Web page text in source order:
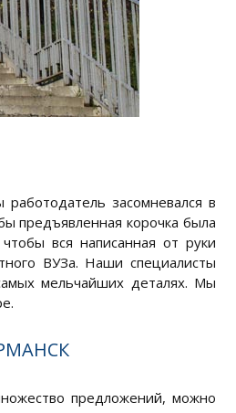
засомневался в
предъявленная корочка была
вся написанная от руки
ВУЗа. Наши специалисты
мельчайших деталях. Мы
предложений, можно